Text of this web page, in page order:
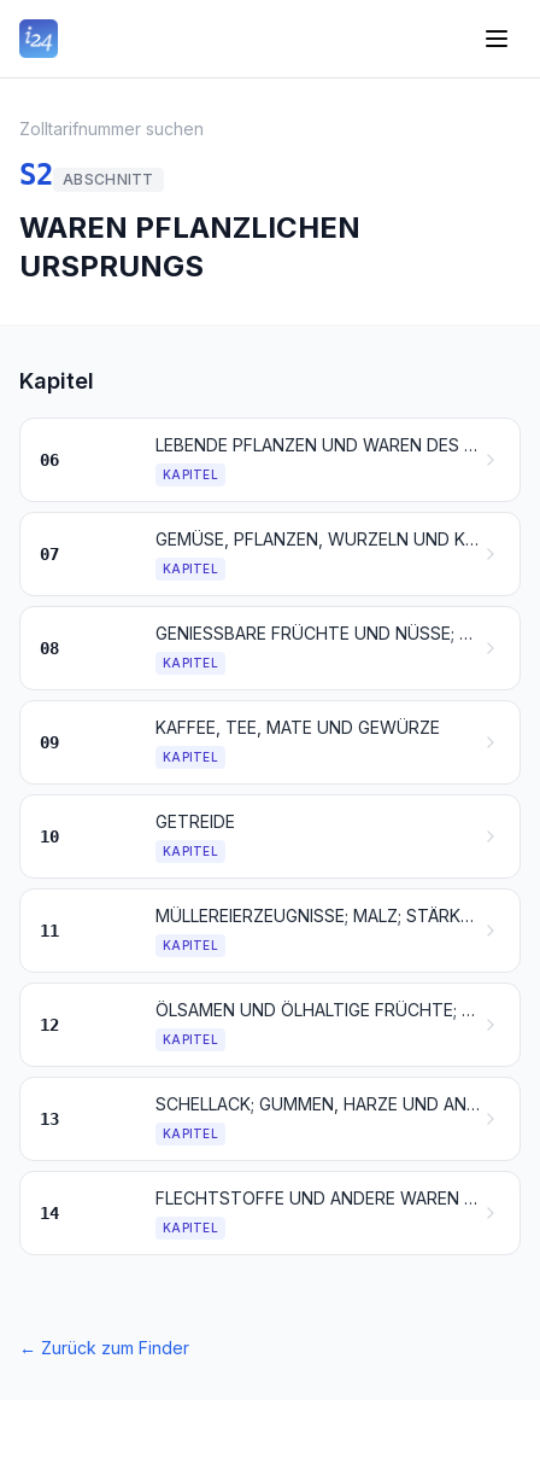
Zolltarifnummer suchen
S2 ABSCHNITT
WAREN PFLANZLICHEN
URSPRUNGS
Kapitel
06
LEBENDE PFLANZEN UND WAREN DES BLUMENHANDELS
KAPITEL
07
GEMÜSE, PFLANZEN, WURZELN UND KNOLLEN, DIE ZU ERNÄHRUNGSZWECKEN VERWENDET WERDEN
KAPITEL
08
GENIESSBARE FRÜCHTE UND NÜSSE; SCHALEN VON ZITRUSFRÜCHTEN ODER VON MELONEN
KAPITEL
09
KAFFEE, TEE, MATE UND GEWÜRZE
KAPITEL
10
GETREIDE
KAPITEL
11
MÜLLEREIERZEUGNISSE; MALZ; STÄRKE; INULIN; KLEBER VON WEIZEN
KAPITEL
12
ÖLSAMEN UND ÖLHALTIGE FRÜCHTE; VERSCHIEDENE SAMEN UND FRÜCHTE; PFLANZEN ZUM GEWERBE- ODER HEILGEBRAUCH; STROH UND FUTTER
KAPITEL
13
SCHELLACK; GUMMEN, HARZE UND ANDERE PFLANZENSÄFTE UND PFLANZENAUSZÜGE
KAPITEL
14
FLECHTSTOFFE UND ANDERE WAREN PFLANZLICHEN URSPRUNGS, ANDERWEIT WEDER GENANNT NOCH INBEGRIFFEN
KAPITEL
← Zurück zum Finder